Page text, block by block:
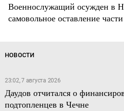
Военнослужащий осужден в
самовольное оставление части
НОВОСТИ
23:02, 7 августа 2026
Даудов отчитался о
подтопленцев в Чечне